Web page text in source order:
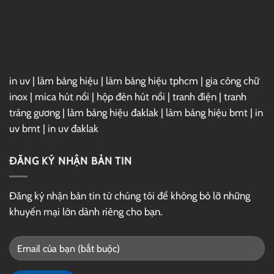
in uv | làm bảng hiệu | làm bảng hiệu tphcm | gia công chữ
inox | mica hút nổi | hộp đèn hút nổi | tranh điện | tranh
tráng gương | làm bảng hiệu đaklak | làm bảng hiệu bmt | in
uv bmt | in uv đaklak
ĐĂNG KÝ NHẬN BẢN TIN
Đăng ký nhận bản tin từ chúng tôi để không bỏ lỡ những
khuyến mại lớn dành riêng cho bạn.